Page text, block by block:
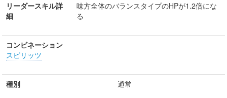
リーダースキル詳
細
味方全体のバランスタイプのHPが1.2倍にな
る
コンビネーション
スピリッツ
種別 通常